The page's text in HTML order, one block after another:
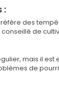
:
des
conseillé de
mais il
de